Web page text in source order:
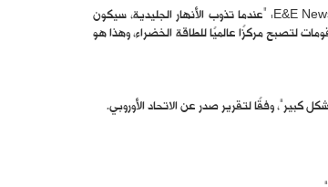
قال غودلاوغور ثور ثوردارسون، وزير البيئة والطاقة والمناخ، في مقابلة مع E&E News: “عندما تذوب الأنهار الجليدية، سيكون
لتصبح مركزًا عالميًا للطاقة الخضراء، وهذا هو
كبير”، وفقًا لتقرير صدر عن الاتحاد الأوروبي.